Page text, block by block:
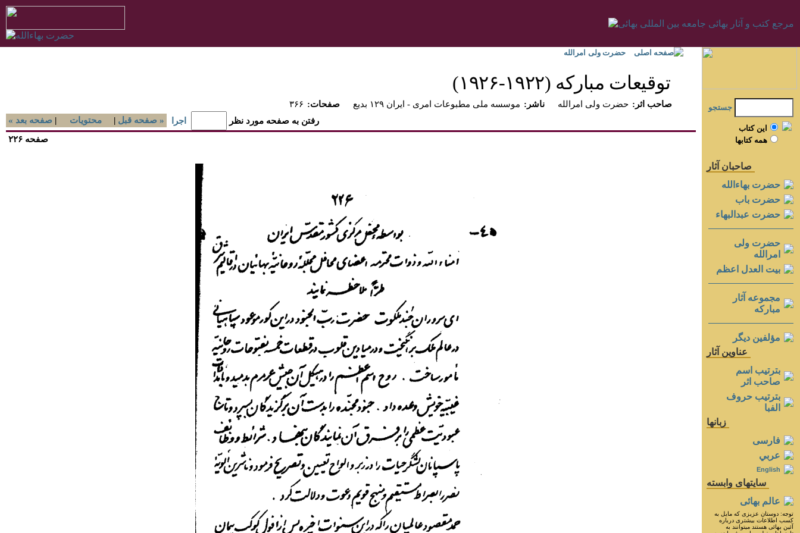
صفحه اصلی حضرت ولی امرالله
توقيعات مباركه (۱۹۲۲-۱۹۲۶)‏
۳۶۶ :صفحات موسسه ملی مطبوعات امری - ايران ۱۲۹ بديع :ناشر حضرت ولی امرالله
:صاحب اثر
« صفحه بعد | محتويات | صفحه قبل » رفتن به صفحه مورد نظر
اجرا
جستجو
اين کتاب
همه کتابها
صاحبان آثار
حضرت بهاءالله
حضرت باب
حضرت عبدالبهاء
حضرت ولی
امرالله
بيت العدل اعظم
مجموعه آثار
مباركه
مؤلفين ديگر
عناوين آثار
بترتيب اسم
صاحب اثر
بترتيب حروف
الفبا
زبانها
فارسی
عربي
English
سايتهای وابسته
عالم بهائی
توجه: دوستان عزيزى كه مايل به
كسب اطلاعات بيشترى درباره
آئين بهائى هستند ميتوانند به